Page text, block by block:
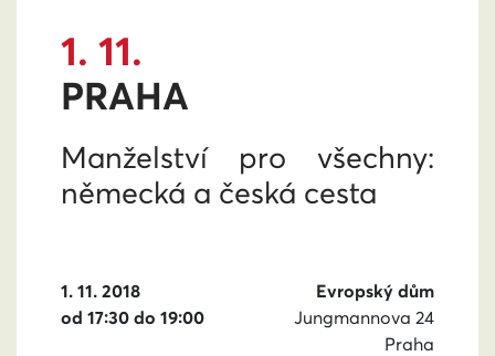
1. 11.
PRAHA
Manželství pro všechny:
německá a česká cesta
1. 11. 2018
od 17:30 do 19:00
Evropský dům
Jungmannova 24
Praha